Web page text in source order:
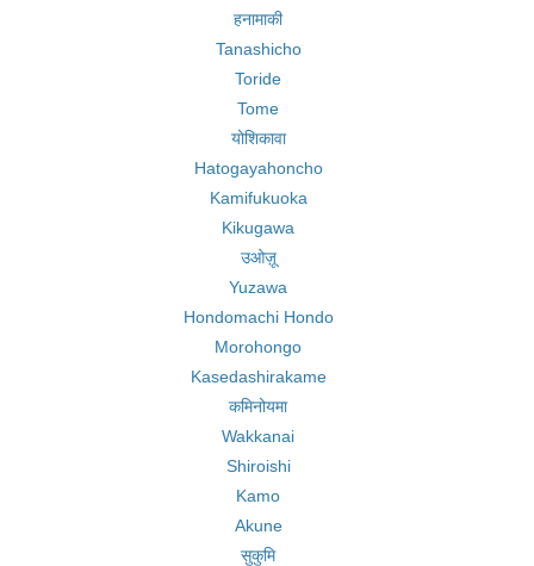
हनामाकी
Tanashicho
Toride
Tome
योशिकावा
Hatogayahoncho
Kamifukuoka
Kikugawa
उओज़ू
Yuzawa
Hondomachi Hondo
Morohongo
Kasedashirakame
कमिनोयमा
Wakkanai
Shiroishi
Kamo
Akune
सुकुमि